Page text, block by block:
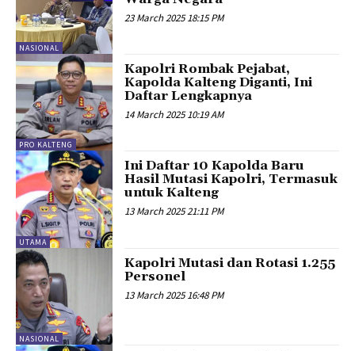
NASIONAL
23 March 2025 18:15 PM
PRO KALTENG
Kapolri Rombak Pejabat,
Kapolda Kalteng Diganti, Ini
Daftar Lengkapnya
14 March 2025 10:19 AM
UTAMA
Ini Daftar 10 Kapolda Baru
Hasil Mutasi Kapolri, Termasuk
untuk Kalteng
13 March 2025 21:11 PM
NASIONAL
Kapolri Mutasi dan Rotasi 1.255
Personel
13 March 2025 16:48 PM